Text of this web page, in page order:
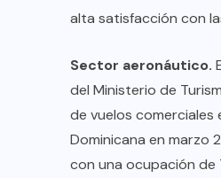
alta satisfacción con
Sector aeronáutico.
del Ministerio de
de vuelos comerciales
Dominicana en marzo
con una ocupación de